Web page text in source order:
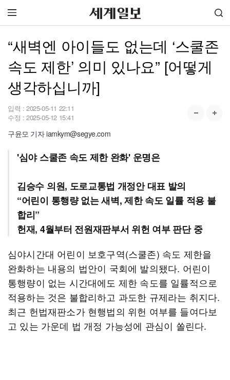
“새벽엔 아이들도 없는데 ‘스쿨존
속도 제한’ 의미 있나요” [어떻게
생각하십니까]
입력 : 2025-05-11 22:11
수정 : 2025-05-12 15:41
구윤모 기자 iamkym@segye.com
'심야 스쿨존 속도 제한 완화' 운명은
김승수 의원, 도로교통법 개정안 대표 발의
“어린이 통행량 없는 새벽, 제한 속도 일률 적용 불
합리”
헌재, 4월부터 전원재판부서 위헌 여부 판단 중
심야시간대 어린이 보호구역(스쿨존) 속도 제한을
완화하는 내용의 법안이 국회에 발의됐다. 어린이
통행량이 없는 시간대에도 제한 속도를 일률적으로
적용하는 것은 불합리하고 과도한 규제라는 취지다.
최근 헌법재판소가 현행법의 위헌 여부를 들여다보
고 있는 가운데 법 개정 가능성에 관심이 쏠린다.